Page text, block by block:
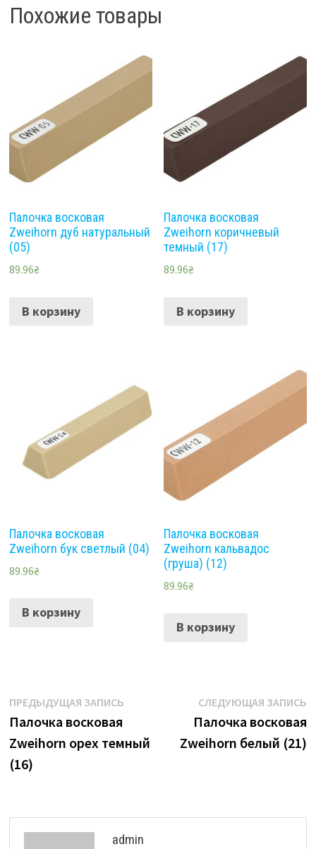
Похожие товары
Палочка восковая
Zweihorn дуб натуральный
(05)
89.96₴
В корзину
Палочка восковая
Zweihorn коричневый
темный (17)
89.96₴
В корзину
Палочка восковая
Zweihorn бук светлый (04)
89.96₴
В корзину
Палочка восковая
Zweihorn кальвадос
(груша) (12)
89.96₴
В корзину
Навигация
по
записям
ПРЕДЫДУЩАЯ ЗАПИСЬПредыдущая
Палочка восковая
Zweihorn орех темный
(16)
СЛЕДУЮЩАЯ ЗАПИСЬ
Палочка восковая
Zweihorn белый (21)
admin